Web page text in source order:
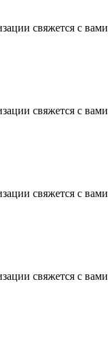
свяжется с вами
свяжется с вами
свяжется с вами
свяжется с вами